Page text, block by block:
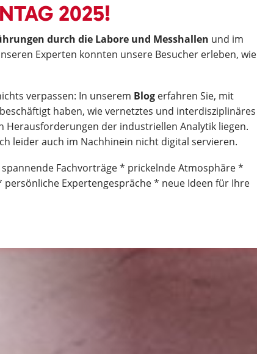
2025!
durch die Labore und Messhallen und im
Experten konnten unsere Besucher erleben, wie
verpassen: In unserem Blog erfahren Sie, mit
haben, wie vernetztes und interdisziplinäres
Herausforderungen der industriellen Analytik liegen.
leider auch im Nachhinein nicht digital servieren.
Fachvorträge * prickelnde Atmosphäre *
Expertengespräche * neue Ideen für Ihre